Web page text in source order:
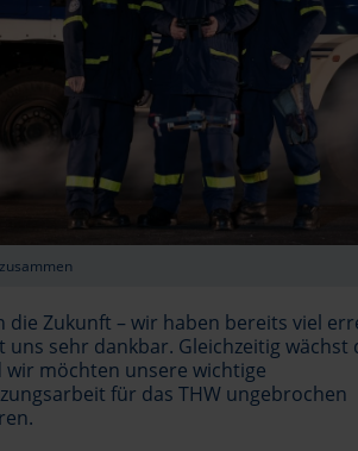
die Zukunft – wir haben bereits viel
uns sehr dankbar. Gleichzeitig wächst
wir möchten unsere wichtige
für das THW ungebrochen